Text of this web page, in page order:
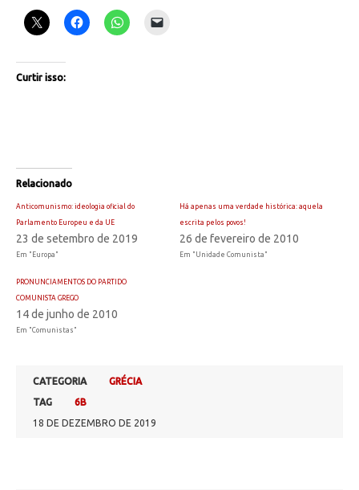
Curtir isso:
Relacionado
Anticomunismo: ideologia oficial do
Parlamento Europeu e da UE
23 de setembro de 2019
Em "Europa"
Há apenas uma verdade histórica: aquela
escrita pelos povos!
26 de fevereiro de 2010
Em "Unidade Comunista"
PRONUNCIAMENTOS DO PARTIDO
COMUNISTA GREGO
14 de junho de 2010
Em "Comunistas"
CATEGORIA
GRÉCIA
TAG
6B
18 DE DEZEMBRO DE 2019